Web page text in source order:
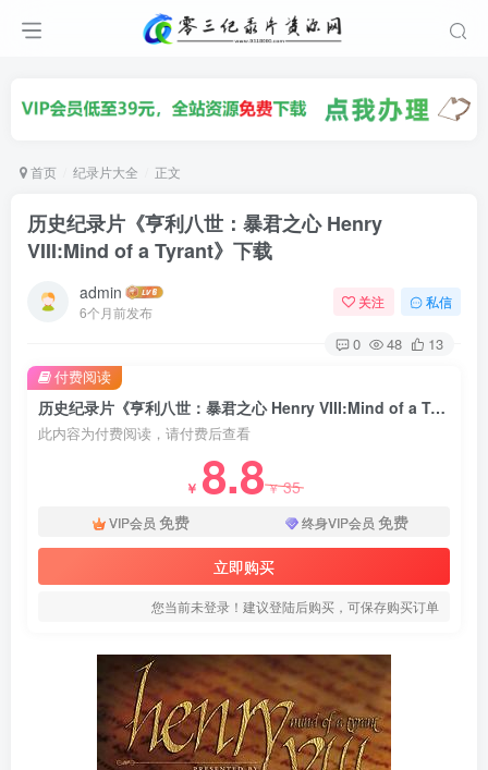
首页 纪录片大全 正文
历史纪录片《亨利八世：暴君之心 Henry
VIII:Mind of a Tyrant》下载
admin
6个月前发布
关注 私信
0 48 13
历史纪录片《亨利八世：暴君之心 Henry VIII:Mind of a Tyrant》下载
此内容为付费阅读，请付费后查看
￥ 8.8￥35
VIP会员 免费 终身VIP会员 免费
立即购买
您当前未登录！建议登陆后购买，可保存购买订单
付费阅读